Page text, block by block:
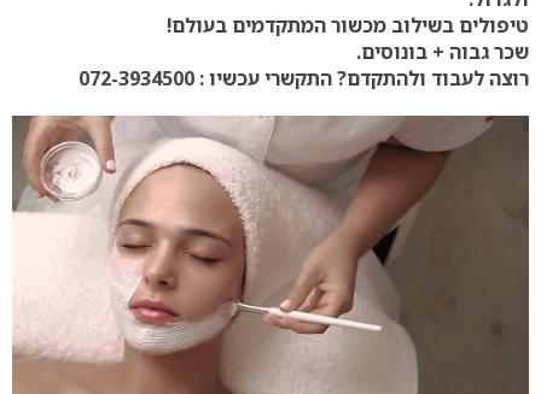
טיפולים בשילוב מכשור המתקדמים בעולם!
שכר גבוה + בונוסים.
רוצה לעבוד ולהתקדם? התקשרי עכשיו : 072-3934500